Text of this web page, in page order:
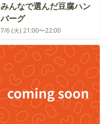
みんなで選んだ豆腐ハン
バーグ
7/6 (火) 21:00〜22:00